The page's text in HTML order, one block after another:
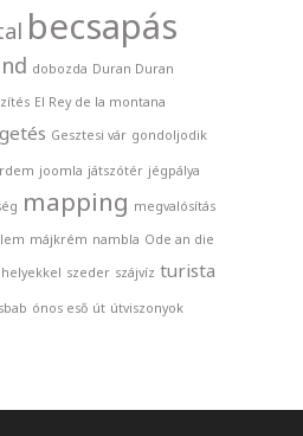
becsapás
dobozda Duran Duran
El Rey de la montana
Gesztesi vár gondoljodik
joomla játszótér jégpálya
mapping megvalósítás
májkrém nambla Ode an die
szeder szájvíz turista
ónos eső út útviszonyok